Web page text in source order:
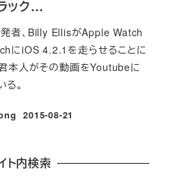
ック…
者、Billy EllisがApple Watch
にiOS 4.2.1を走らせることに
本人がその動画をYoutubeに
。
投稿日
2015-08-21
ト内検索